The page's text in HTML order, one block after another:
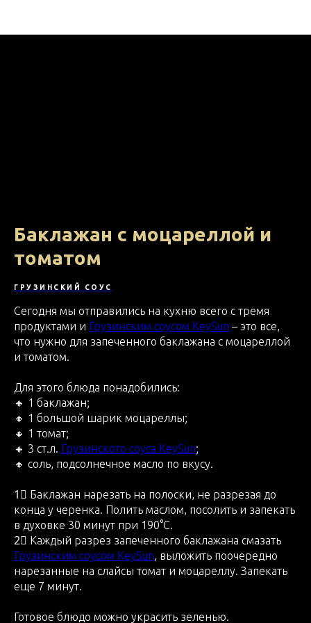
Баклажан с моцареллой и
томатом
ГРУЗИНСКИЙ СОУС
Сегодня мы отправились на кухню всего с тремя
продуктами и Грузинским соусом KeySun – это все,
что нужно для запеченного баклажана с моцареллой
и томатом.
Для этого блюда понадобились:
🔸 1 баклажан;
🔸 1 большой шарик моцареллы;
🔸 1 томат;
🔸 3 ст.л. Грузинского соуса KeySun;
🔸 соль, подсолнечное масло по вкусу.
1⃣ Баклажан нарезать на полоски, не разрезая до
конца у черенка. Полить маслом, посолить и запекать
в духовке 30 минут при 190°С.
2⃣ Каждый разрез запеченного баклажана смазать
Грузинским соусом KeySun , выложить поочередно
нарезанные на слайсы томат и моцареллу. Запекать
еще 7 минут.
Готовое блюдо можно украсить зеленью.